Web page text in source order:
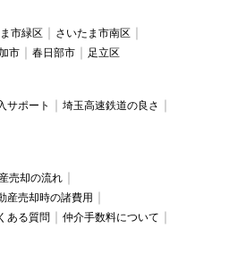
市緑区
さいたま市南区
市 春日部市 足立区
サポート
埼玉高速鉄道の良さ
売却の流れ
産売却時の諸費用
ある質問
仲介手数料について